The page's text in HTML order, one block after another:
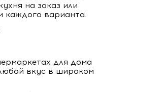
на заказ или
каждого варианта.
для дома
вкус в широком